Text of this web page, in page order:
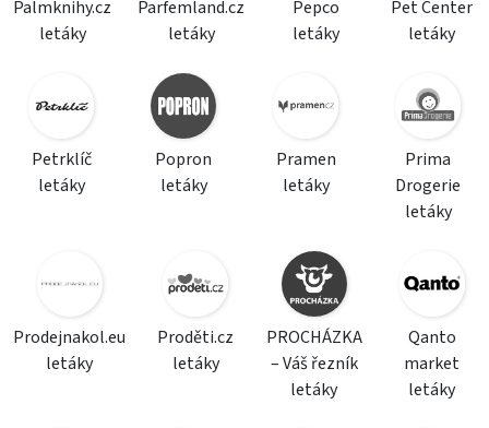
Palmknihy.cz
letáky
Parfemland.cz
letáky
Pepco
letáky
Pet Center
letáky
Petrklíč
letáky
Popron
letáky
Pramen
letáky
Prima
Drogerie
letáky
Prodejnakol.eu
letáky
Proděti.cz
letáky
PROCHÁZKA
– Váš řezník
letáky
Qanto
market
letáky